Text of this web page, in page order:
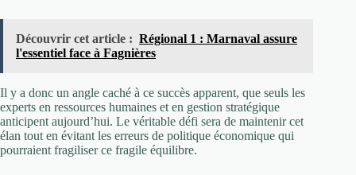
Découvrir cet article : Régional 1 : Marnaval assure
l'essentiel face à Fagnières
Il y a donc un angle caché à ce succès apparent, que seuls les
experts en ressources humaines et en gestion stratégique
anticipent aujourd’hui. Le véritable défi sera de maintenir cet
élan tout en évitant les erreurs de politique économique qui
pourraient fragiliser ce fragile équilibre.